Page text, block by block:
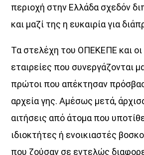
περιοχή στην Ελλάδα σχεδόν
και µαζί της η ευκαιρία για
Τα στελέχη του ΟΠΕΚΕΠΕ και οι
εταιρείες που συνεργάζονται
πρώτοι που απέκτησαν
αρχεία γης. Αµέσως µετά,
αιτήσεις από άτοµα που
ιδιοκτήτες ή ενοικιαστές
που ζούσαν σε εντελώς